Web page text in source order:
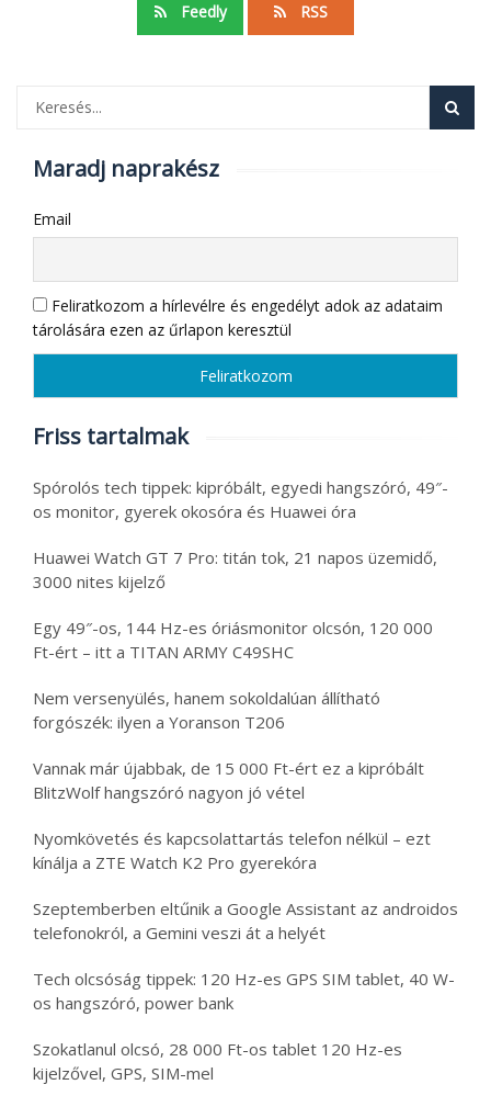
lehet,
Feedly RSS
Maradj naprakész
Email
Feliratkozom a hírlevélre és engedélyt adok az adataim
tárolására ezen az űrlapon keresztül
Friss tartalmak
Spórolós tech tippek: kipróbált, egyedi hangszóró, 49″-
os monitor, gyerek okosóra és Huawei óra
Huawei Watch GT 7 Pro: titán tok, 21 napos üzemidő,
3000 nites kijelző
Egy 49″-os, 144 Hz-es óriásmonitor olcsón, 120 000
Ft-ért – itt a TITAN ARMY C49SHC
Nem versenyülés, hanem sokoldalúan állítható
forgószék: ilyen a Yoranson T206
Vannak már újabbak, de 15 000 Ft-ért ez a kipróbált
BlitzWolf hangszóró nagyon jó vétel
Nyomkövetés és kapcsolattartás telefon nélkül – ezt
kínálja a ZTE Watch K2 Pro gyerekóra
Szeptemberben eltűnik a Google Assistant az androidos
telefonokról, a Gemini veszi át a helyét
Tech olcsóság tippek: 120 Hz-es GPS SIM tablet, 40 W-
os hangszóró, power bank
Szokatlanul olcsó, 28 000 Ft-os tablet 120 Hz-es
kijelzővel, GPS, SIM-mel